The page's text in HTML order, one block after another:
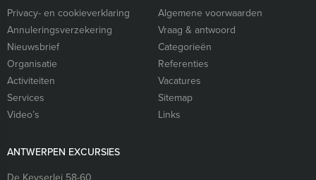
Privacy- en cookieverklaring
Algemene voorwaarden
Annuleringsverzekering
Vraag & antwoord
Nieuwsbrief
Categorieën
Organisatie
Referenties
Activiteiten
Vacatures
Services
Sitemap
Video’s
Links
ANTWERPEN EXCURSIES